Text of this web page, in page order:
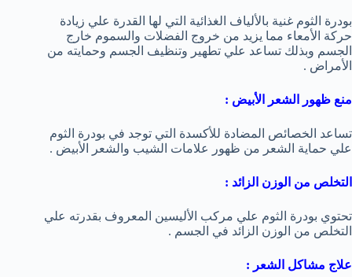
بودرة الثوم غنية بالألياف الغذائية التي لها القدرة علي زيادة
حركة الأمعاء مما يزيد من خروج الفضلات والسموم خارج
الجسم وبذلك تساعد علي تطهير وتنظيف الجسم وحمايته من
الأمراض .
منع ظهور الشعر الأبيض :
تساعد الخصائص المضادة للأكسدة التي توجد في بودرة الثوم
علي حماية الشعر من ظهور علامات الشيب والشعر الأبيض .
التخلص من الوزن الزائد :
تحتوي بودرة الثوم علي مركب الأليسين المعروف بقدرته علي
التخلص من الوزن الزائد في الجسم .
علاج مشاكل الشعر :